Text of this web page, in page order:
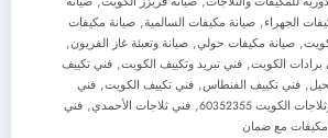
الجهراء, صيانة مكيفات السالمية, صيانة مكيفات
, صيانة مكيفات حولي, صيانة وتعبئة غاز الفريون,
برادات الكويت, فني تبريد وتكييف الكويت, فني تكييف
, فني تكييف الفنطاس, فني تكييف الكويت, فني
الكويت 60352355 , فني ثلاجات الأحمدي, فني
مكيفات مع ضمان